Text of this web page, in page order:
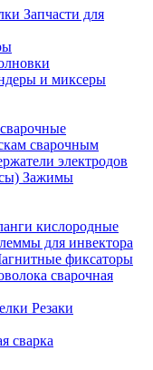
Запчасти для
и миксеры
сварочным
электродов
Зажимы
кислородные
для инвектора
фиксаторы
сварочная
Резаки
сварка